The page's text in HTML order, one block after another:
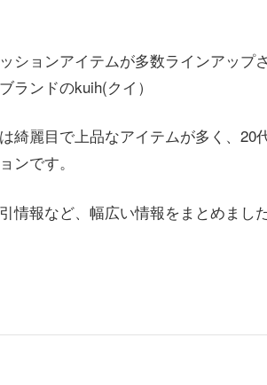
ョンアイテムが多数ラインアップさ
ランドのkuih(クイ）
綺麗目で上品なアイテムが多く、20
ンです。
情報など、幅広い情報をまとめまし